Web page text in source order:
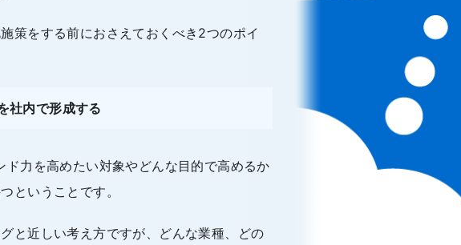
策をする前におさえておくべき2つのポイ
社内で形成する
ド力を高めたい対象やどんな目的で高めるか
ということです。
と近しい考え方ですが、どんな業種、どの